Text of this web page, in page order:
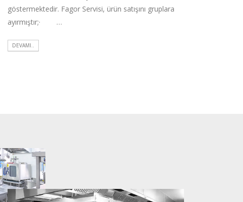
göstermektedir. Fagor Servisi, ürün satışını gruplara
ayırmıştır;· …
DEVAMI..